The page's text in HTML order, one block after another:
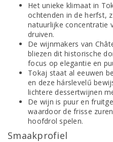
Het unieke klimaat in
ochtenden in de herfst,
natuurlijke concentratie
druiven.
De wijnmakers van
bliezen dit historische
focus op elegantie en
Tokaj staat al eeuwen
en deze hárslevelű
lichtere dessertwijnen
De wijn is puur en
waardoor de frisse
hoofdrol spelen.
Smaakprofiel